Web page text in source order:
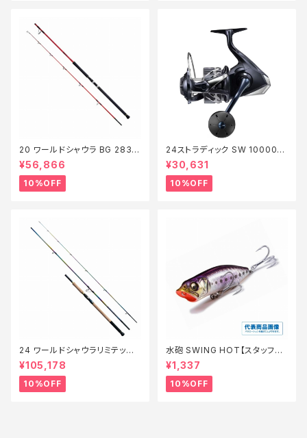
20 ワールドシャウラ BG 2836
RS-2【継続セール_ロッド】【10】
¥56,866
10%OFF
24ストラディック SW 10000H
G【継続セール_リール】【10】
¥30,631
10%OFF
24 ワールドシャウラリミテッド
21053R-3【継続セール_ロッ
ド】【10】
¥105,178
10%OFF
水砲 SWING HOT【スタッフ永
徳夏のチニングオススメルアー】
¥1,337
10%OFF